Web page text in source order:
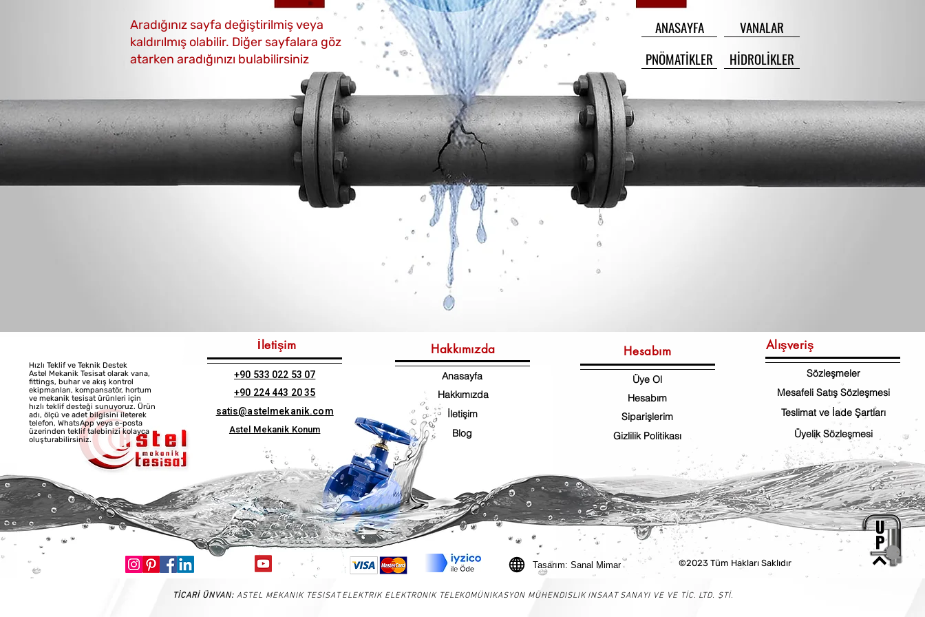
Aradığınız sayfa değiştirilmiş veya
kaldırılmış olabilir. Diğer sayfalara göz
atarken aradığınızı bulabilirsiniz
ANASAYFA
VANALAR
PNÖMATİKLER
HİDROLİKLER
Hızlı Teklif ve Teknik Destek
Astel Mekanik Tesisat olarak vana,
fittings, buhar ve akış kontrol
ekipmanları, kompansatör, hortum
ve mekanik tesisat ürünleri için
hızlı teklif desteği sunuyoruz. Ürün
adı, ölçü ve adet bilgisini ileterek
telefon, WhatsApp veya e-posta
üzerinden teklif talebinizi kolayca
oluşturabilirsiniz.
İletişim
+90 533 022 53 07
+90 224 443 20 35
satis@astelmekanik.com
Astel Mekanik Konum
Hakkımızda
Anasayfa
Hakkımızda
İletişim
Blog
Hesabım
Üye Ol
Hesabım
Siparişlerim
Gizlilik Politikası
Alışveriş
Sözleşmeler
Mesafeli Satış Sözleşmesi
Teslimat ve İade Şartları
Üyelik Sözleşmesi
Tasarım: Sanal Mimar ©2023 Tüm Hakları Saklıdır
TİCARİ ÜNVAN: ASTEL MEKANIK TESISAT ELEKTRIK ELEKTRONIK TELEKOMÜNIKASYON MÜHENDISLIK INSAAT SANAYI VE VE TİC. LTD. ŞTİ.